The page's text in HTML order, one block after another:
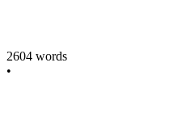
2604 words
•